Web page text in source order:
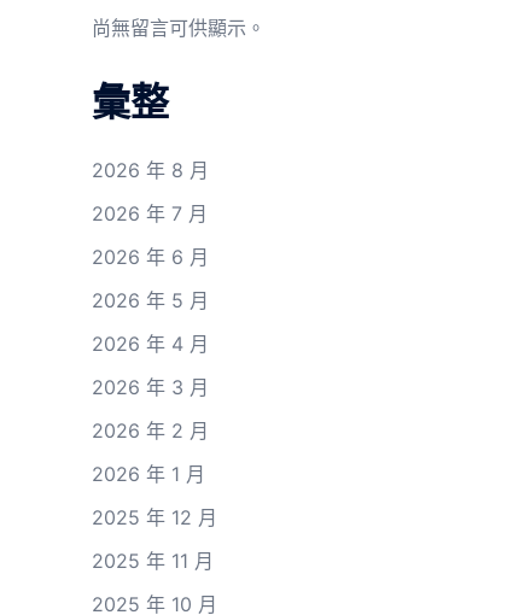
尚無留言可供顯示。
彙整
2026 年 8 月
2026 年 7 月
2026 年 6 月
2026 年 5 月
2026 年 4 月
2026 年 3 月
2026 年 2 月
2026 年 1 月
2025 年 12 月
2025 年 11 月
2025 年 10 月